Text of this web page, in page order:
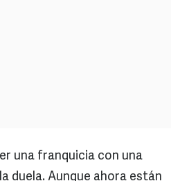
una franquicia con una
duela. Aunque ahora están